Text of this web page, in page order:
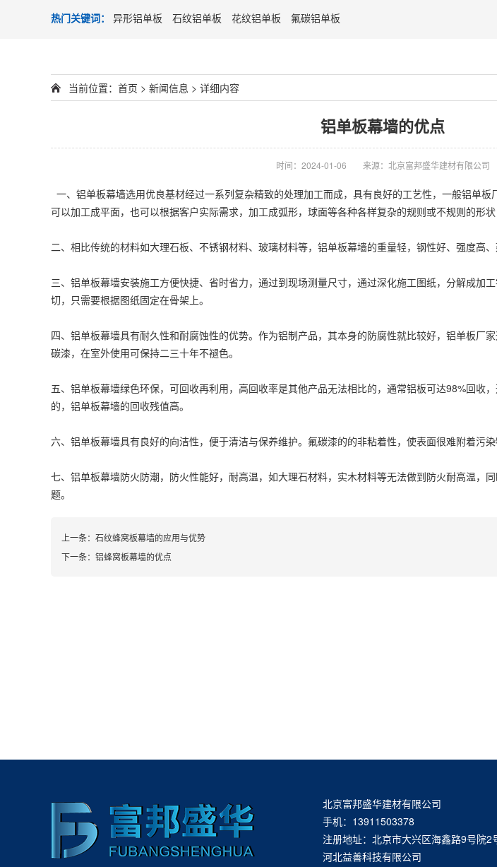
热门关键词： 异形铝单板 石纹铝单板 花纹铝单板 氟碳铝单板
当前位置： 首页 > 新闻信息 > 详细内容
铝单板幕墙的优点
时间：2024-01-06 来源：北京富邦盛华建材有限公司
一、 铝单板幕墙选用优良基材经过一系列复杂精致的处理加工而成，具有良好的工艺性，一般铝单板
可以加工成平面，也可以根据客户实际需求，加工成弧形，球面等各种各样复杂的规则或不规则的形状
二、相比传统的材料如大理石板、不锈钢材料、玻璃材料等，铝单板幕墙的重量轻，钢性好、强度高、
三、铝单板幕墙安装施工方便快捷、省时省力，通过到现场测量尺寸，通过深化施工图纸，分解成加
切，只需要根据图纸固定在骨架上。
四、铝单板幕墙具有耐久性和耐腐蚀性的优势。作为铝制产品，其本身的防腐性就比较好，铝单板厂
碳漆，在室外使用可保持二三十年不褪色。
五、铝单板幕墙绿色环保，可回收再利用，高回收率是其他产品无法相比的，通常铝板可达98%回收
的，铝单板幕墙的回收残值高。
六、铝单板幕墙具有良好的向洁性，便于清洁与保养维护。氟碳漆的的非粘着性，使表面很难附着污染
七、铝单板幕墙防火防潮，防火性能好，耐高温，如大理石材料，实木材料等无法做到防火耐高温，
题。
上一条： 石纹蜂窝板幕墙的应用与优势
下一条： 铝蜂窝板幕墙的优点
北京富邦盛华建材有限公司
手机：13911503378
注册地址：北京市大兴区海鑫路9号院2
河北益善科技有限公司